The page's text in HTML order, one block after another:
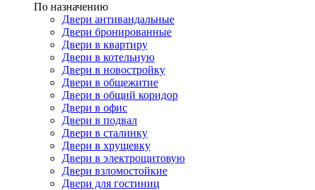
По назначению
Двери антивандальные
Двери бронированные
Двери в квартиру
Двери в котельную
Двери в новостройку
Двери в общежитие
Двери в общий коридор
Двери в офис
Двери в подвал
Двери в сталинку
Двери в хрущевку
Двери в электрощитовую
Двери взломостойкие
Двери для гостиниц